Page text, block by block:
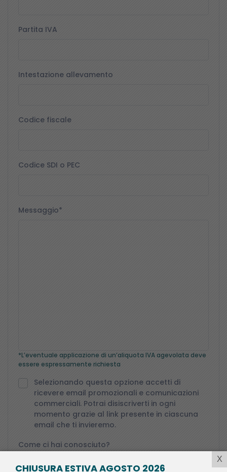
Partita IVA
Intestazione allevamento
Codice fiscale
Codice SDI o PEC
Messaggio*
*L’eventuale applicazione di un’aliquota IVA agevolata deve
essere espressamente richiesta
Selezionando questa opzione accetti di
ricevere email promozionali e comunicazioni
commerciali. Potrai disiscriverti in ogni
momento grazie al link presente in ciascuna
email che ti invieremo.
Come ci hai conosciuto?
X
CHIUSURA ESTIVA AGOSTO 2026